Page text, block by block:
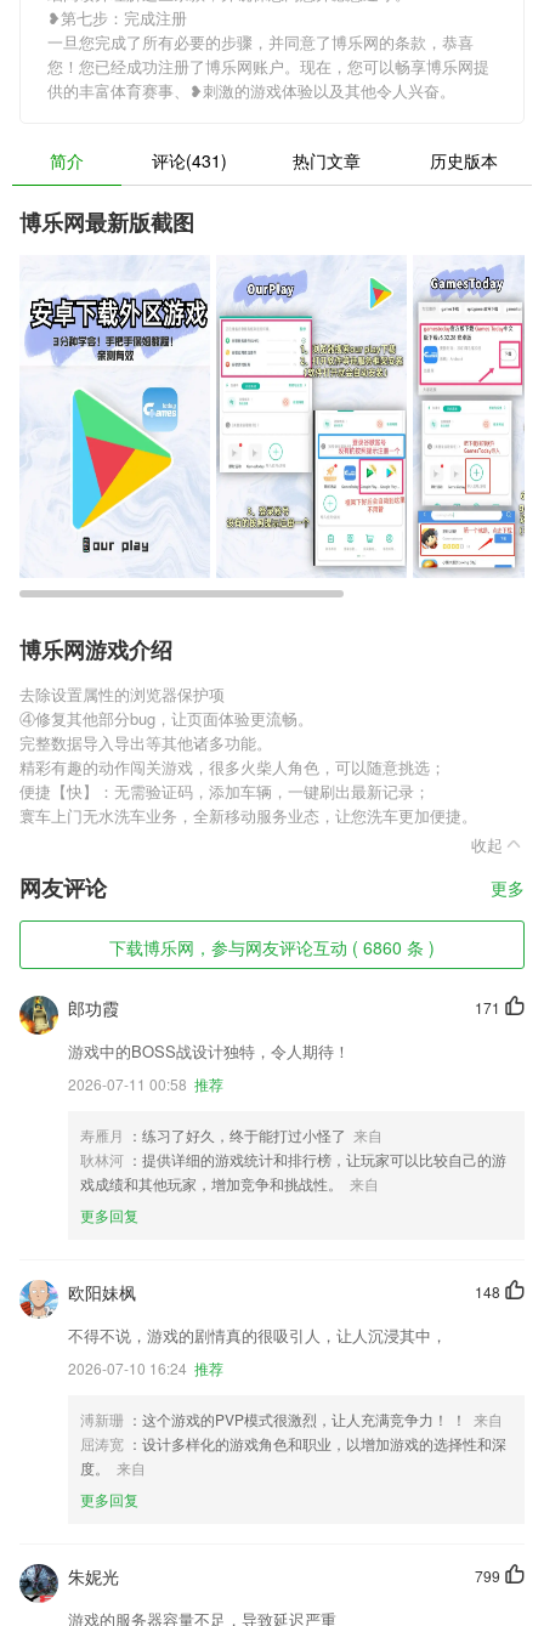
❥第七步：完成注册
一旦您完成了所有必要的步骤，并同意了博乐网的条款，恭喜
您！您已经成功注册了博乐网账户。现在，您可以畅享博乐网提
供的丰富体育赛事、❥刺激的游戏体验以及其他令人兴奋。
简介 评论(431) 热门文章 历史版本
博乐网最新版截图
博乐网游戏介绍
去除设置属性的浏览器保护项
④修复其他部分bug，让页面体验更流畅。
完整数据导入导出等其他诸多功能。
精彩有趣的动作闯关游戏，很多火柴人角色，可以随意挑选；
便捷【快】：无需验证码，添加车辆，一键刷出最新记录；
寰车上门无水洗车业务，全新移动服务业态，让您洗车更加便捷。
收起
网友评论 更多
下载博乐网，参与网友评论互动 ( 6860 条 )
171
郎功霞
游戏中的BOSS战设计独特，令人期待！
2026-07-11 00:58 推荐
寿雁月 ：练习了好久，终于能打过小怪了 来自
耿林河 ：提供详细的游戏统计和排行榜，让玩家可以比较自己的游
戏成绩和其他玩家，增加竞争和挑战性。
来自
更多回复
148
欧阳妹枫
不得不说，游戏的剧情真的很吸引人，让人沉浸其中，
2026-07-10 16:24 推荐
溥新珊 ：这个游戏的PVP模式很激烈，让人充满竞争力！ ！
来自
屈涛宽 ：设计多样化的游戏角色和职业，以增加游戏的选择性和深
度。
来自
更多回复
799
朱妮光
游戏的服务器容量不足，导致延迟严重